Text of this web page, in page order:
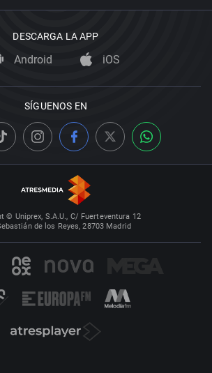
DESCARGA LA APP
Android iOS
SÍGUENOS EN
© Uniprex, S.A.U., C/ Fuerteventura 12
de los Reyes, 28703 Madrid